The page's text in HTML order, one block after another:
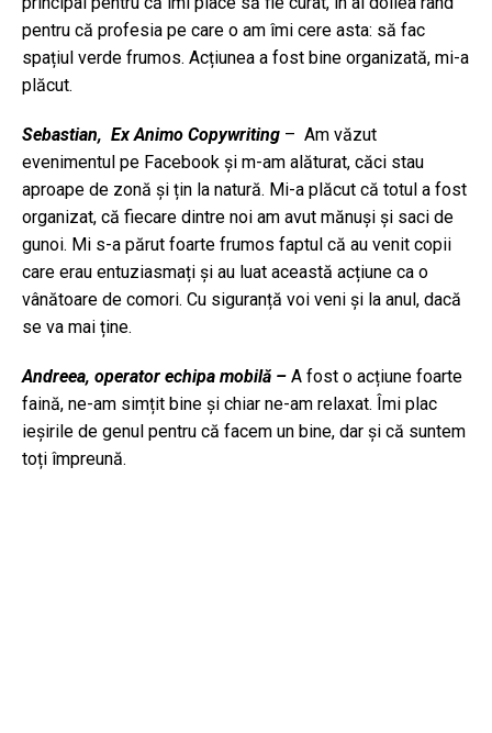
pentru că profesia pe care o am îmi cere asta: să fac
spațiul verde frumos. Acțiunea a fost bine organizată, mi-a
plăcut.
Sebastian, Ex Animo Copywriting – Am văzut
evenimentul pe Facebook și m-am alăturat, căci stau
aproape de zonă și țin la natură. Mi-a plăcut că totul a fost
organizat, că fiecare dintre noi am avut mănuși și saci de
gunoi. Mi s-a părut foarte frumos faptul că au venit copii
care erau entuziasmați și au luat această acțiune ca o
vânătoare de comori. Cu siguranță voi veni și la anul, dacă
se va mai ține.
Andreea, operator echipa mobilă – A fost o acțiune foarte
faină, ne-am simțit bine și chiar ne-am relaxat. Îmi plac
ieșirile de genul pentru că facem un bine, dar și că suntem
toți împreună.